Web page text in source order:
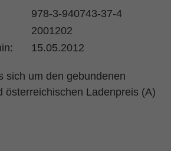
978-3-940743-37-4
2001202
15.05.2012
sich um den gebundenen
österreichischen Ladenpreis (A)